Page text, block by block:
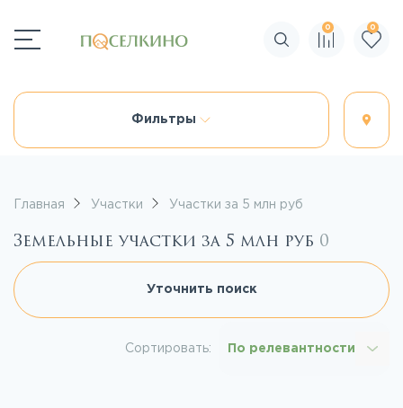
Поиск по сайту
0 0
Фильтры
Главная Участки Участки за 5 млн руб
Земельные участки за 5 млн руб 0
Уточнить поиск
Сортировать: По релевантности